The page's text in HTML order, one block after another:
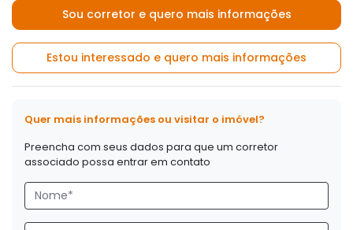
Sou corretor e quero mais informações
Estou interessado e quero mais informações
Quer mais informações ou visitar o imóvel?
Preencha com seus dados para que um corretor
associado possa entrar em contato